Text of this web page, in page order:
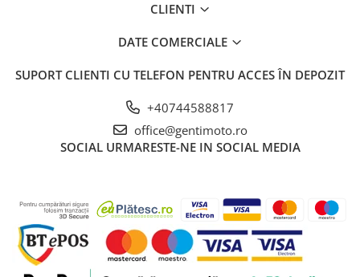
CLIENTI
DATE COMERCIALE
SUPORT CLIENTI CU TELEFON PENTRU ACCES ÎN DEPOZIT
+40744588817
office@gentimoto.ro
SOCIAL URMARESTE-NE IN SOCIAL MEDIA